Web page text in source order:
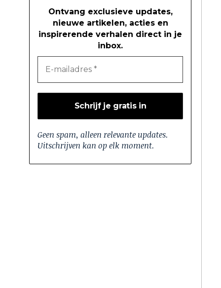
Ontvang exclusieve updates,
nieuwe artikelen, acties en
inspirerende verhalen direct in je
inbox.
Geen spam, alleen relevante updates.
Uitschrijven kan op elk moment.